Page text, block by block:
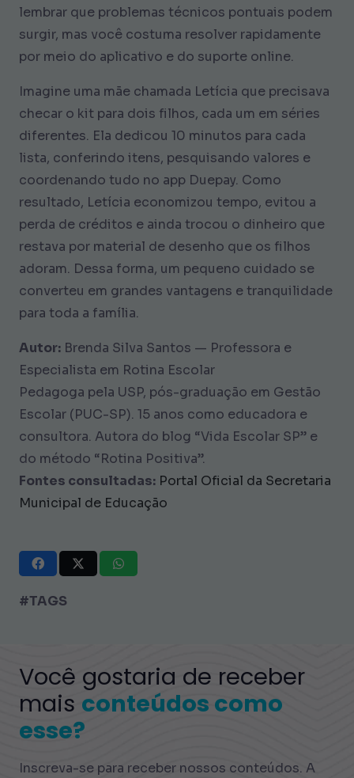
lembrar que problemas técnicos pontuais podem
surgir, mas você costuma resolver rapidamente
por meio do aplicativo e do suporte online.
Imagine uma mãe chamada Letícia que precisava
checar o kit para dois filhos, cada um em séries
diferentes. Ela dedicou 10 minutos para cada
lista, conferindo itens, pesquisando valores e
coordenando tudo no app Duepay. Como
resultado, Letícia economizou tempo, evitou a
perda de créditos e ainda trocou o dinheiro que
restava por material de desenho que os filhos
adoram. Dessa forma, um pequeno cuidado se
converteu em grandes vantagens e tranquilidade
para toda a família.
Autor: Brenda Silva Santos — Professora e
Especialista em Rotina Escolar
Pedagoga pela USP, pós-graduação em Gestão
Escolar (PUC-SP). 15 anos como educadora e
consultora. Autora do blog “Vida Escolar SP” e
do método “Rotina Positiva”.
Fontes consultadas: Portal Oficial da Secretaria
Municipal de Educação
#TAGS
Você gostaria de receber
mais conteúdos como
esse?
Inscreva-se para receber nossos conteúdos. A